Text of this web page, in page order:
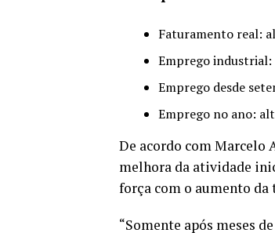
Faturamento real:
Emprego industrial:
Emprego desde
Emprego no ano:
De acordo com Marcelo
melhora da atividade
força com o aumento da
“Somente após meses